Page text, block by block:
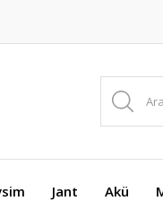
Jant Akü